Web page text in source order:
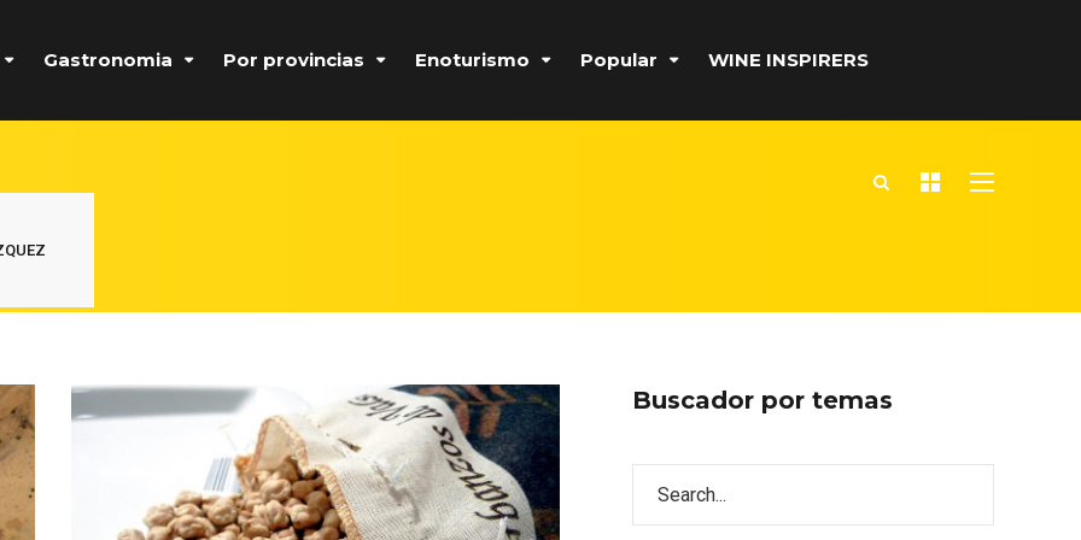
Gastronomia Por provincias Enoturismo Popular WINE INSPIRERS
Buscador por temas
Formulario de acceso protegido porLogin Lockdown